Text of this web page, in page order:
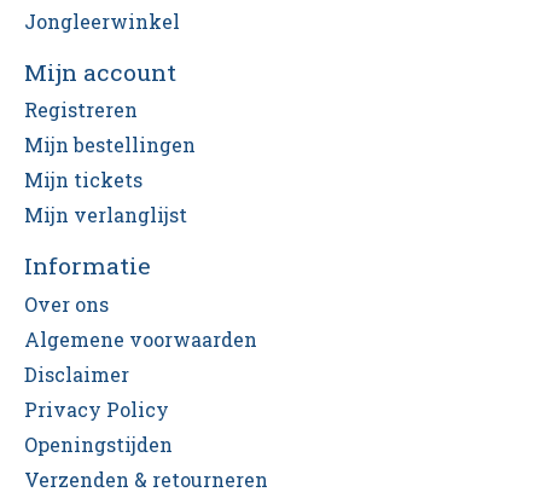
Jongleerwinkel
Mijn account
Registreren
Mijn bestellingen
Mijn tickets
Mijn verlanglijst
Informatie
Over ons
Algemene voorwaarden
Disclaimer
Privacy Policy
Openingstijden
Verzenden & retourneren